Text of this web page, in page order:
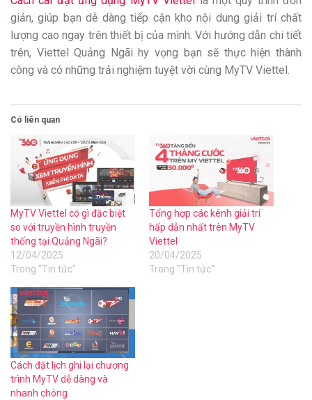
giản, giúp bạn dễ dàng tiếp cận kho nội dung giải trí chất
lượng cao ngay trên thiết bị của mình. Với hướng dẫn chi tiết
trên, Viettel Quảng Ngãi hy vọng bạn sẽ thực hiện thành
công và có những trải nghiệm tuyệt vời cùng MyTV Viettel.
Có liên quan
MyTV Viettel có gì đặc biệt
so với truyền hình truyền
thống tại Quảng Ngãi?
12/04/2025
Trong "Tin tức"
Tổng hợp các kênh giải trí
hấp dẫn nhất trên MyTV
Viettel
20/04/2025
Trong "Tin tức"
Cách đặt lịch ghi lại chương
trình MyTV dễ dàng và
nhanh chóng